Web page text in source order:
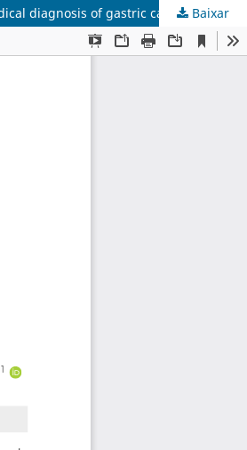
diagnosis of gastric cancer Baixar